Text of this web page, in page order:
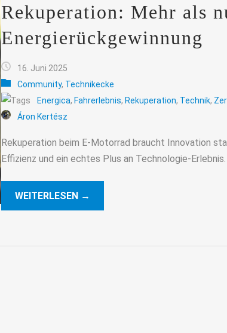
Rekuperation: Mehr als
Energierückgewinnung
16. Juni 2025
Community, Technikecke
Energica, Fahrerlebnis, Rekuperation, Technik,
Áron Kertész
Rekuperation beim E-Motorrad braucht Innovation
Effizienz und ein echtes Plus an Technologie-Erlebnis.
WEITERLESEN →